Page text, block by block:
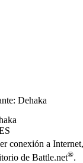
Dehaka
conexión a
de Battle.net®.